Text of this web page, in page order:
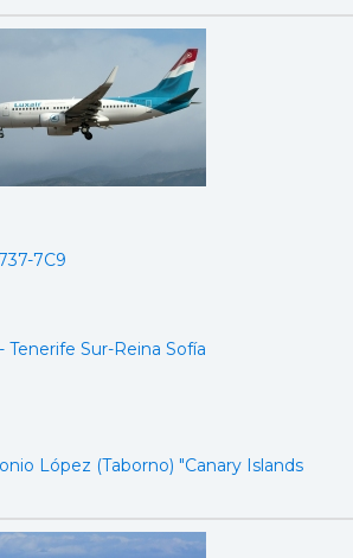
7C9
Tenerife Sur-Reina Sofía
López (Taborno) "Canary Islands